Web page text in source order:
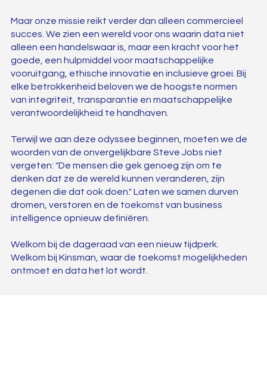
Maar onze missie reikt verder dan alleen commercieel
succes. We zien een wereld voor ons waarin data niet
alleen een handelswaar is, maar een kracht voor het
goede, een hulpmiddel voor maatschappelijke
vooruitgang, ethische innovatie en inclusieve groei. Bij
elke betrokkenheid beloven we de hoogste normen
van integriteit, transparantie en maatschappelijke
verantwoordelijkheid te handhaven.
Terwijl we aan deze odyssee beginnen, moeten we de
woorden van de onvergelijkbare Steve Jobs niet
vergeten: "De mensen die gek genoeg zijn om te
denken dat ze de wereld kunnen veranderen, zijn
degenen die dat ook doen." Laten we samen durven
dromen, verstoren en de toekomst van business
intelligence opnieuw definiëren.
Welkom bij de dageraad van een nieuw tijdperk.
Welkom bij Kinsman, waar de toekomst mogelijkheden
ontmoet en data het lot wordt.